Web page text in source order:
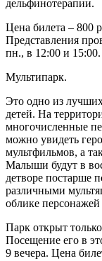
дельфинотерапии.
Цена билета – 800
Представления
пн., в 12:00 и 15:00.
Мультипарк.
Это одно из
детей. На
многочисленные
можно увидеть
мультфильмов, а
Малыши будут в
детворе постарше
различными
облике персонажей
Парк открыт
Посещение его в
9 вечера. Цена